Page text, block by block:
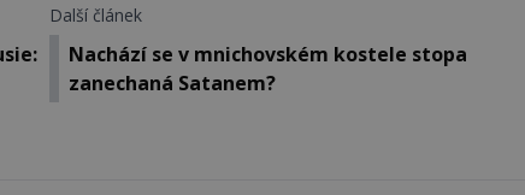
Další článek
Nachází se v mnichovském kostele stopa
zanechaná Satanem?